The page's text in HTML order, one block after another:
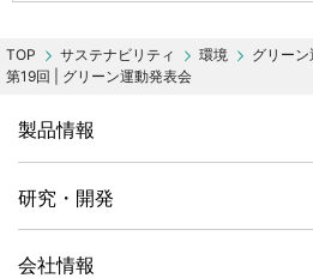
サステナビリティ 環境
グリーン
第19回 | グリーン運動発表会
製品情報
研究・開発
会社情報